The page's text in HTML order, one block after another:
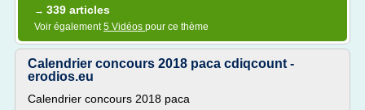
→ 339 articles
Voir également5 Vidéos pour ce thème
Calendrier concours 2018 paca cdiqcount -
erodios.eu
Calendrier concours 2018 paca